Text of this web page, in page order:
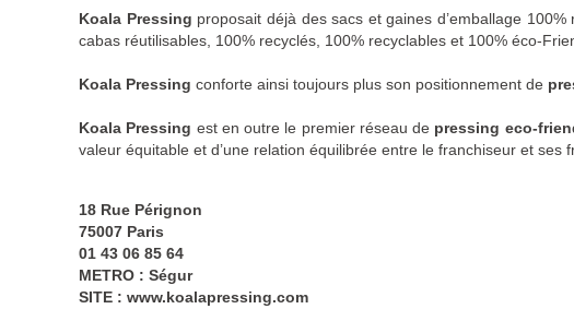
Koala Pressing proposait déjà des sacs et gaines d’emballage
cabas réutilisables, 100% recyclés, 100% recyclables et 100% éco-
Koala Pressing conforte ainsi toujours plus son positionnement de
Koala Pressing est en outre le premier réseau de pressing eco-
valeur équitable et d’une relation équilibrée entre le franchiseur et ses
18 Rue Pérignon
75007 Paris
01 43 06 85 64
METRO : Ségur
SITE : www.koalapressing.com